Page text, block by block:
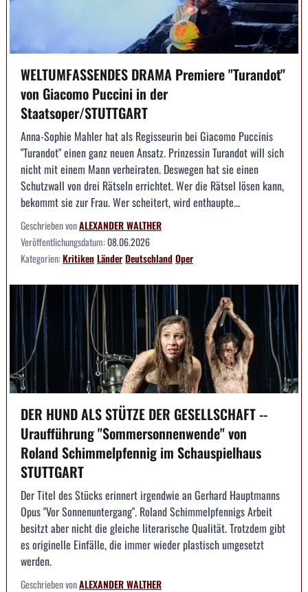
WELTUMFASSENDES DRAMA Premiere "Turandot"
von Giacomo Puccini in der
Staatsoper/STUTTGART
Anna-Sophie Mahler hat als Regisseurin bei Giacomo Puccinis
"Turandot" einen ganz neuen Ansatz. Prinzessin Turandot will sich
nicht mit einem Mann verheiraten. Deswegen hat sie einen
Schutzwall von drei Rätseln errichtet. Wer die Rätsel lösen kann,
bekommt sie zur Frau. Wer scheitert, wird enthaupte...
Geschrieben vonALEXANDER WALTHER
Veröffentlichungsdatum:08.06.2026
Kategorien:KritikenLänderDeutschlandOper
DER HUND ALS STÜTZE DER GESELLSCHAFT --
Uraufführung "Sommersonnenwende" von
Roland Schimmelpfennig im Schauspielhaus
STUTTGART
Der Titel des Stücks erinnert irgendwie an Gerhard Hauptmanns
Opus "Vor Sonnenuntergang". Roland Schimmelpfennigs Arbeit
besitzt aber nicht die gleiche literarische Qualität. Trotzdem gibt
es originelle Einfälle, die immer wieder plastisch umgesetzt
werden.
Geschrieben vonALEXANDER WALTHER